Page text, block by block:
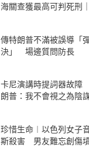
海關查獲最高可判死刑
傳特朗普不滿被誤導「
決」 場邊質問防長
卡尼演講時提詞器故障
朗普：我不會視之為陰
珍惜生命︱以色列女子
斯殺害 男友難忘創傷